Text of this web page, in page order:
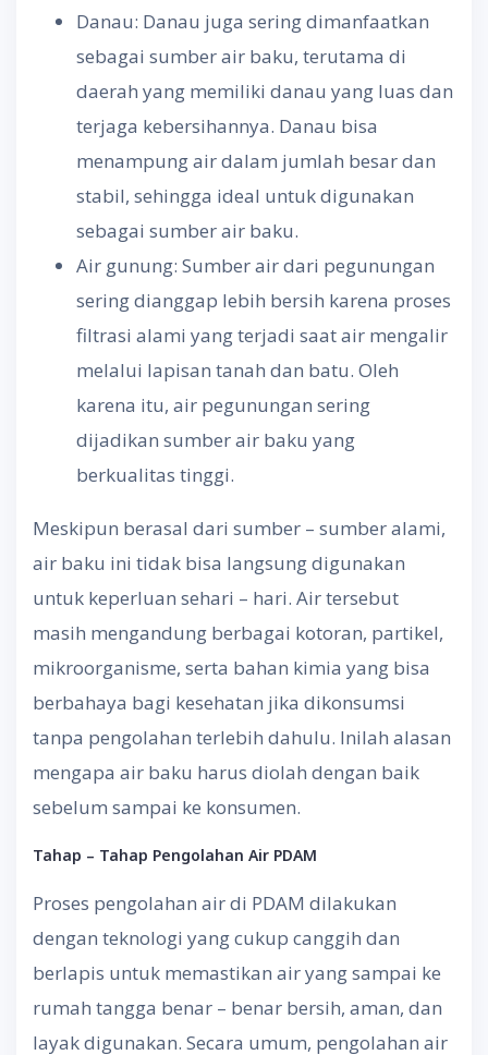
Danau: Danau juga sering dimanfaatkan
sebagai sumber air baku, terutama di
daerah yang memiliki danau yang luas dan
terjaga kebersihannya. Danau bisa
menampung air dalam jumlah besar dan
stabil, sehingga ideal untuk digunakan
sebagai sumber air baku.
Air gunung: Sumber air dari pegunungan
sering dianggap lebih bersih karena proses
filtrasi alami yang terjadi saat air mengalir
melalui lapisan tanah dan batu. Oleh
karena itu, air pegunungan sering
dijadikan sumber air baku yang
berkualitas tinggi.
Meskipun berasal dari sumber – sumber alami,
air baku ini tidak bisa langsung digunakan
untuk keperluan sehari – hari. Air tersebut
masih mengandung berbagai kotoran, partikel,
mikroorganisme, serta bahan kimia yang bisa
berbahaya bagi kesehatan jika dikonsumsi
tanpa pengolahan terlebih dahulu. Inilah alasan
mengapa air baku harus diolah dengan baik
sebelum sampai ke konsumen.
Tahap – Tahap Pengolahan Air PDAM
Proses pengolahan air di PDAM dilakukan
dengan teknologi yang cukup canggih dan
berlapis untuk memastikan air yang sampai ke
rumah tangga benar – benar bersih, aman, dan
layak digunakan. Secara umum, pengolahan air